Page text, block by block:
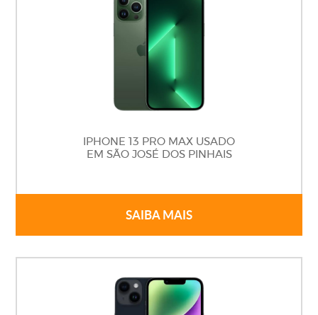
IPHONE 13 PRO MAX USADO
EM SÃO JOSÉ DOS PINHAIS
SAIBA MAIS